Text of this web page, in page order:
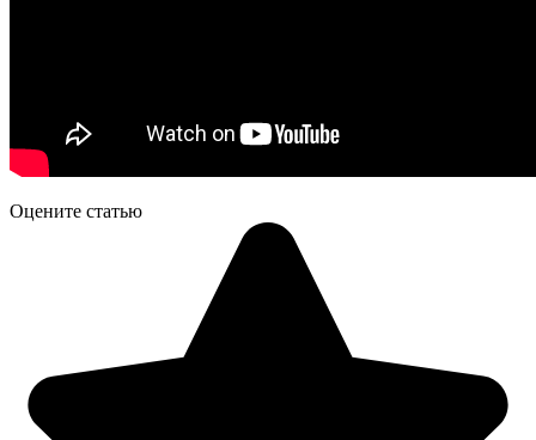
Оцените статью